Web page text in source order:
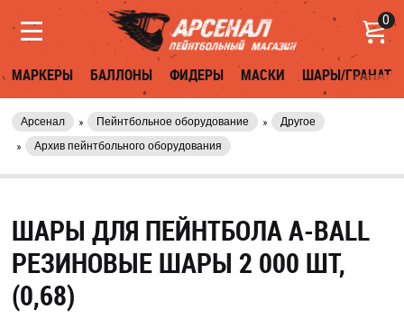
0
МАРКЕРЫ БАЛЛОНЫ ФИДЕРЫ МАСКИ ШАРЫ/ГРАНАТЫ
Арсенал Пейнтбольное оборудование
Другое
Архив пейнтбольного оборудования
ШАРЫ ДЛЯ ПЕЙНТБОЛА A-BALL
РЕЗИНОВЫЕ ШАРЫ 2 000 ШТ,
(0,68)